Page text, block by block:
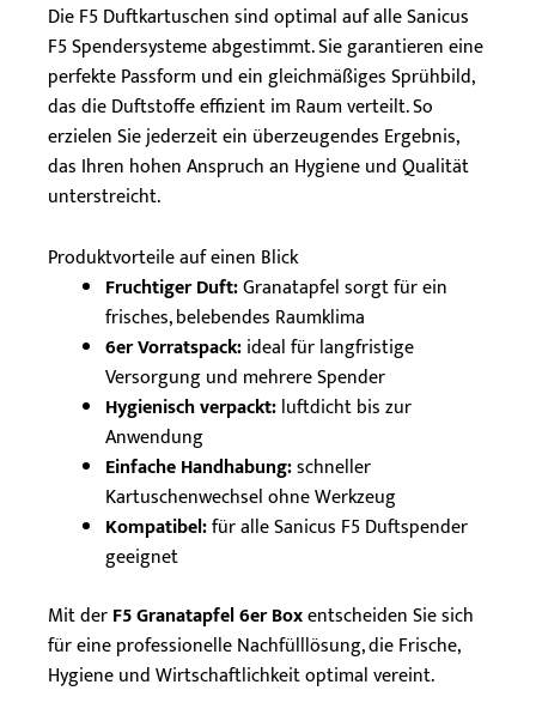
Die F5 Duftkartuschen sind optimal auf alle Sanicus
F5 Spendersysteme abgestimmt. Sie garantieren eine
perfekte Passform und ein gleichmäßiges Sprühbild,
das die Duftstoffe effizient im Raum verteilt. So
erzielen Sie jederzeit ein überzeugendes Ergebnis,
das Ihren hohen Anspruch an Hygiene und Qualität
unterstreicht.
Produktvorteile auf einen Blick
Fruchtiger Duft:Granatapfel sorgt für ein
frisches, belebendes Raumklima
6er Vorratspack:ideal für langfristige
Versorgung und mehrere Spender
Hygienisch verpackt:luftdicht bis zur
Anwendung
Einfache Handhabung:schneller
Kartuschenwechsel ohne Werkzeug
Kompatibel:für alle Sanicus F5 Duftspender
geeignet
Mit derF5 Granatapfel 6er Boxentscheiden Sie sich
für eine professionelle Nachfülllösung, die Frische,
Hygiene und Wirtschaftlichkeit optimal vereint.